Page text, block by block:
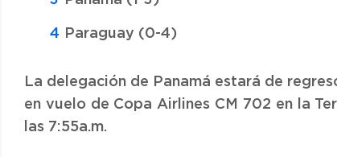
Paraguay (0-4)
La delegación de Panamá estará de
en vuelo de Copa Airlines CM 702 en la
las 7:55a.m.